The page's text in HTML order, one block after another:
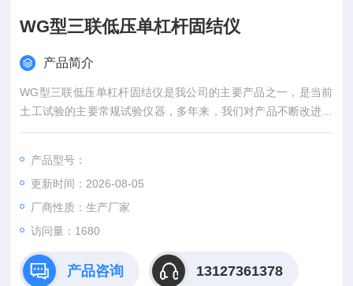
WG型三联低压单杠杆固结仪
产品简介
WG型三联低压单杠杆固结仪是我公司的主要产品之一，是当前
土工试验的主要常规试验仪器，多年来，我们对产品不断改进，
产品性能不断提高，产品不断更新换代，目前又对固结仪产品的
产品型号：
更新时间：2026-08-05
厂商性质：生产厂家
访问量：1680
产品咨询 13127361378